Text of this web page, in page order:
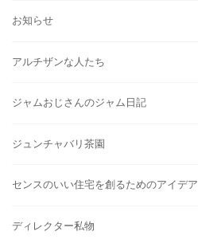
お知らせ
アルチザンな人たち
ジャムおじさんのジャム日記
ジュンチャバリ茶園
センスのいい住宅を創るためのアイデア
ディレクター私物